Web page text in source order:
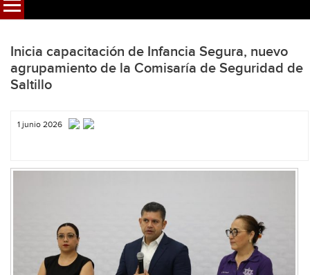
Inicia capacitación de Infancia Segura, nuevo
agrupamiento de la Comisaría de Seguridad de
Saltillo
1 junio 2026